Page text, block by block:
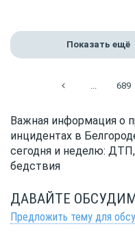
Показать ещё
689
Важная информация о
инцидентах в
сегодня и неделю:
бедствия
ДАВАЙТЕ
Предложить тему для